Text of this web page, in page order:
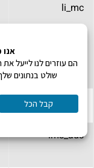
li_mc
bscookie
lms_ads